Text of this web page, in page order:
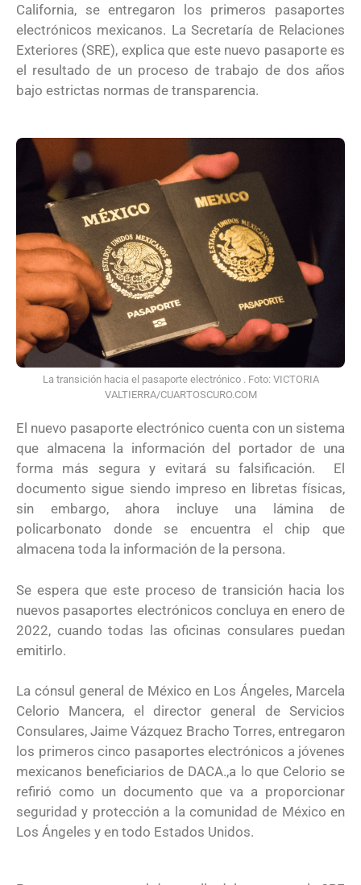
California, se entregaron los primeros pasaportes
electrónicos mexicanos. La Secretaría de Relaciones
Exteriores (SRE), explica que este nuevo pasaporte es
el resultado de un proceso de trabajo de dos años
bajo estrictas normas de transparencia.
La transición hacia el pasaporte electrónico . Foto: VICTORIA
VALTIERRA/CUARTOSCURO.COM
El nuevo pasaporte electrónico cuenta con un sistema
que almacena la información del portador de una
forma más segura y evitará su falsificación. El
documento sigue siendo impreso en libretas físicas,
sin embargo, ahora incluye una lámina de
policarbonato donde se encuentra el chip que
almacena toda la información de la persona.
Se espera que este proceso de transición hacia los
nuevos pasaportes electrónicos concluya en enero de
2022, cuando todas las oficinas consulares puedan
emitirlo.
La cónsul general de México en Los Ángeles, Marcela
Celorio Mancera, el director general de Servicios
Consulares, Jaime Vázquez Bracho Torres, entregaron
los primeros cinco pasaportes electrónicos a jóvenes
mexicanos beneficiarios de DACA.,a lo que Celorio se
refirió como un documento que va a proporcionar
seguridad y protección a la comunidad de México en
Los Ángeles y en todo Estados Unidos.